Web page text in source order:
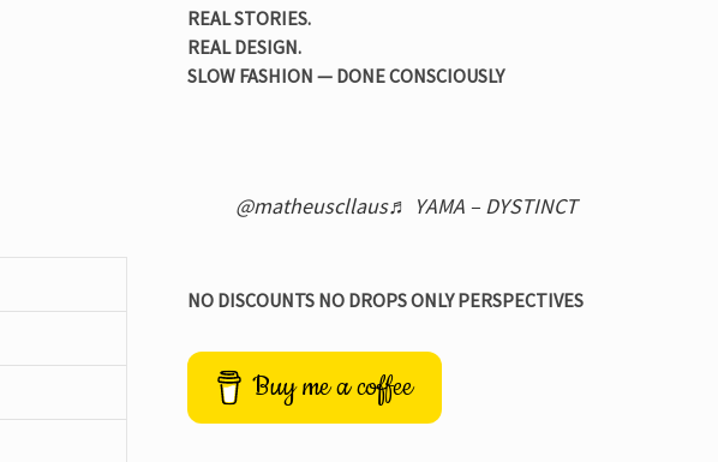
REAL STORIES.
REAL DESIGN.
SLOW FASHION — DONE CONSCIOUSLY
@matheuscllaus♬ YAMA – DYSTINCT
NO DISCOUNTS NO DROPS ONLY PERSPECTIVES
Buy me a coffee